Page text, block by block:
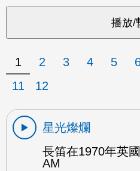
1 2 3 4 5
11
12
星光燦爛
長笛在1970年英
AM